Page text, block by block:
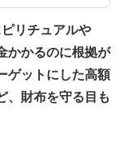
リチュアルや
かかるのに根拠が
ゲットにした高額
、財布を守る目も